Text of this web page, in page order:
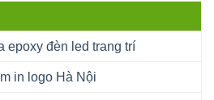
epoxy đèn led trang trí
in logo Hà Nội